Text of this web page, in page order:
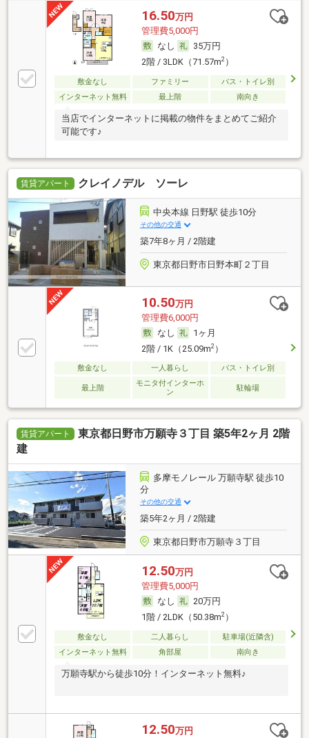
16.50万円
管理費5,000円
なし
35万円
2階 / 3LDK（71.57m2）
敷金なし ファミリー
バス・トイレ別
インターネット無料
最上階 南向き
当店でインターネットに掲載の物件をまとめてご紹介
可能です♪
賃貸アパート クレイノデル ソーレ
中央本線 日野駅 徒歩10分
その他の交通
築7年8ヶ月 / 2階建
東京都日野市日野本町２丁目
10.50万円
管理費6,000円
なし
1ヶ月
2階 / 1K（25.09m2）
敷金なし 一人暮らし バス・トイレ別
最上階
モニタ付インターホ
ン
駐輪場
賃貸アパート
東京都日野市万願寺３丁目 築5年2ヶ月 2階
建
多摩モノレール 万願寺駅 徒歩10
分
その他の交通
築5年2ヶ月 / 2階建
東京都日野市万願寺３丁目
12.50万円
管理費5,000円
なし
20万円
1階 / 2LDK（50.38m2）
敷金なし 二人暮らし
駐車場(近隣含)
インターネット無料
角部屋 南向き
万願寺駅から徒歩10分！インターネット無料♪
12.50万円